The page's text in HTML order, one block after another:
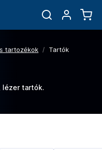
tartozékok / Tartók
lézer tartók.